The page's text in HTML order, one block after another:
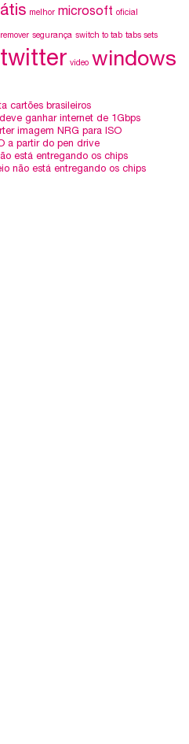
melhor microsoft oficial
remover segurança switch to tab tabs sets
twitter video windows
cartões brasileiros
ganhar internet de 1Gbps
imagem NRG para ISO
a partir do pen drive
está entregando os chips
não está entregando os chips